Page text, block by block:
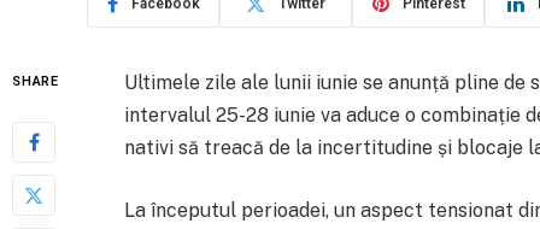
Facebook Twitter Pinterest
SHARE
Ultimele zile ale lunii iunie se anunță pline
intervalul 25-28 iunie va aduce o combinație
nativi să treacă de la incertitudine și blocaje
La începutul perioadei, un aspect tensionat